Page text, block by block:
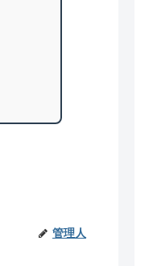
管理人